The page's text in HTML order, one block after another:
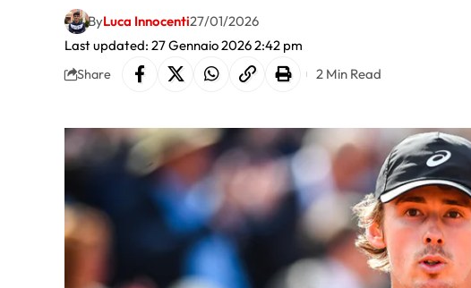
Last updated: 27 Gennaio 2026 2:42 pm
ByLuca Innocenti27/01/2026
Share 2 Min Read